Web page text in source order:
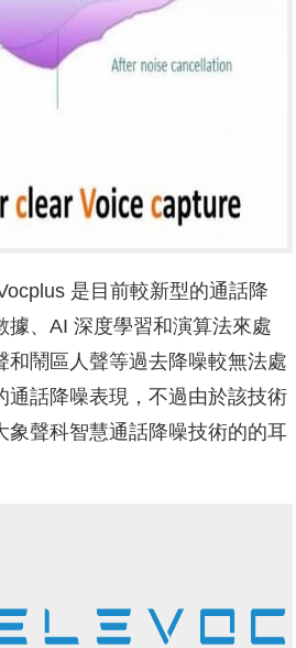
是目前較新型的通話降
據、AI 深度學習和演算法來處
和鬧區人聲等過去降噪較無法處
通話降噪表現，不過由於該技術
象聲科智慧通話降噪技術的的耳